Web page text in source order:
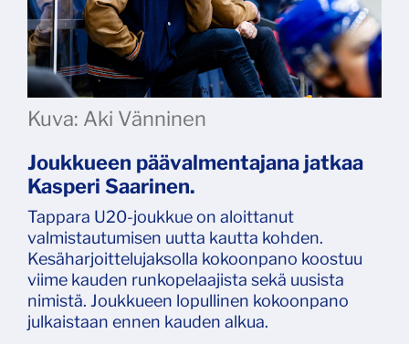
Kuva: Aki Vänninen
Joukkueen päävalmentajana jatkaa
Kasperi Saarinen.
Tappara U20-joukkue on aloittanut
valmistautumisen uutta kautta kohden.
Kesäharjoittelujaksolla kokoonpano koostuu
viime kauden runkopelaajista sekä uusista
nimistä. Joukkueen lopullinen kokoonpano
julkaistaan ennen kauden alkua.